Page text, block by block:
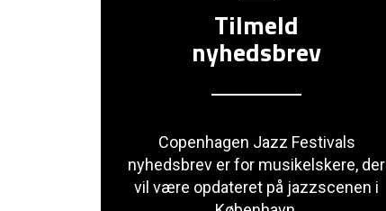
Tilmeld
nyhedsbrev
Copenhagen Jazz Festivals
nyhedsbrev er for musikelskere, der
vil være opdateret på jazzscenen i